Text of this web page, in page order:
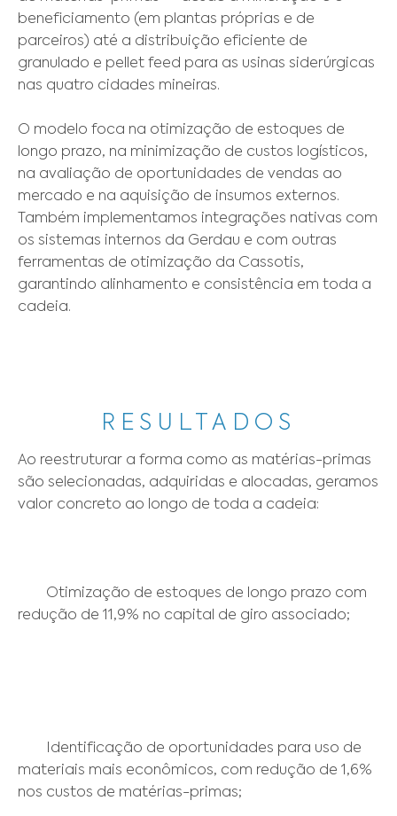
beneficiamento (em plantas próprias e de
parceiros) até a distribuição eficiente de
granulado e pellet feed para as usinas siderúrgicas
nas quatro cidades mineiras.
O modelo foca na otimização de estoques de
longo prazo, na minimização de custos logísticos,
na avaliação de oportunidades de vendas ao
mercado e na aquisição de insumos externos.
Também implementamos integrações nativas com
os sistemas internos da Gerdau e com outras
ferramentas de otimização da Cassotis,
garantindo alinhamento e consistência em toda a
RESULTADOS
Ao reestruturar a forma como as matérias-primas
são selecionadas, adquiridas e alocadas, geramos
valor concreto ao longo de toda a cadeia:
redução de 11,9% no capital de giro associado;
materiais mais econômicos, com redução de 1,6%
nos custos de matérias-primas;